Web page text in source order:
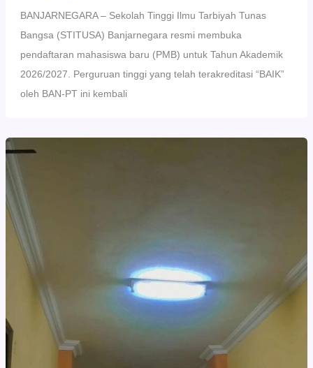
BANJARNEGARA – Sekolah Tinggi Ilmu Tarbiyah Tunas
Bangsa (STITUSA) Banjarnegara resmi membuka
pendaftaran mahasiswa baru (PMB) untuk Tahun Akademik
2026/2027. Perguruan tinggi yang telah terakreditasi “BAIK”
oleh BAN-PT ini kembali